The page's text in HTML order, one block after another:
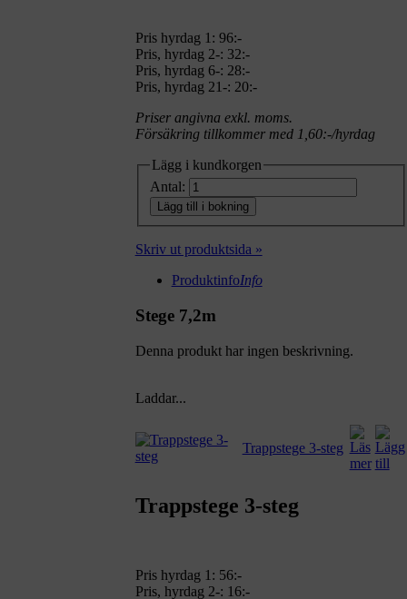
Pris hyrdag 1: 96:-
Pris, hyrdag 2-: 32:-
Pris, hyrdag 6-: 28:-
Pris, hyrdag 21-: 20:-
Priser angivna exkl. moms.
Försäkring tillkommer med 1,60:-/hyrdag
Lägg i kundkorgen
Antal:
Lägg till i bokning
Skriv ut produktsida »
ProduktinfoInfo
Stege 7,2m
Denna produkt har ingen beskrivning.
Laddar...
Trappstege 3-steg
Trappstege 3-steg
Pris hyrdag 1: 56:-
Pris, hyrdag 2-: 16:-